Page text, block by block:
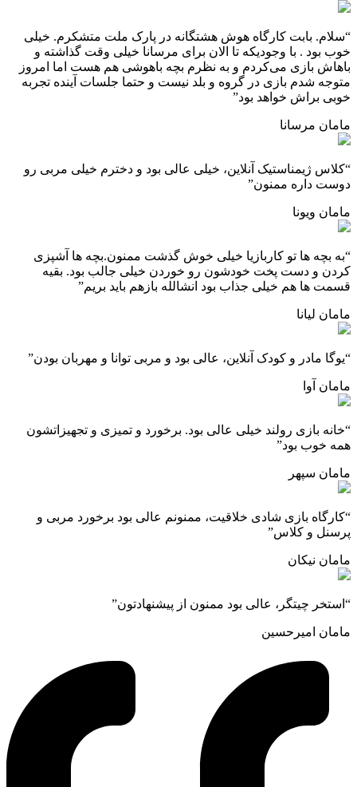
بابت کارگاه هوش هشتگانه در پارک ملت متشکرم. خیلی
بود . با وجودیکه تا الان برای مرسانا خیلی وقت گذاشته و
بازی می‌کردم و به نظرم بچه باهوشی هم هست اما امروز
شدم بازی در گروه و بلد نیست و حتما جلسات آینده تجربه
براش خواهد بود”
مرسانا
ژیمناستیک آنلاین، خیلی عالی بود و دخترم خیلی مربی رو
داره ممنون”
ویونا
بچه ها تو کاربازیا خیلی خوش گذشت ممنون.بچه ها آشپزی
و دست پخت خودشون رو خوردن خیلی جالب بود. بقیه
ها هم خیلی جذاب بود انشالله بازهم باید بریم”
لیانا
مادر و کودک آنلاین، عالی بود و مربی توانا و مهربان بودن”
آوا
بازی رولند خیلی عالی بود. برخورد و تمیزی و تجهیزاتشون
خوب بود”
سپهر
بازی شادی خلاقیت، ممنونم عالی بود برخورد مربی و
و کلاس”
نیکان
چیتگر، عالی بود ممنون از پیشنهادتون”
امیرحسین